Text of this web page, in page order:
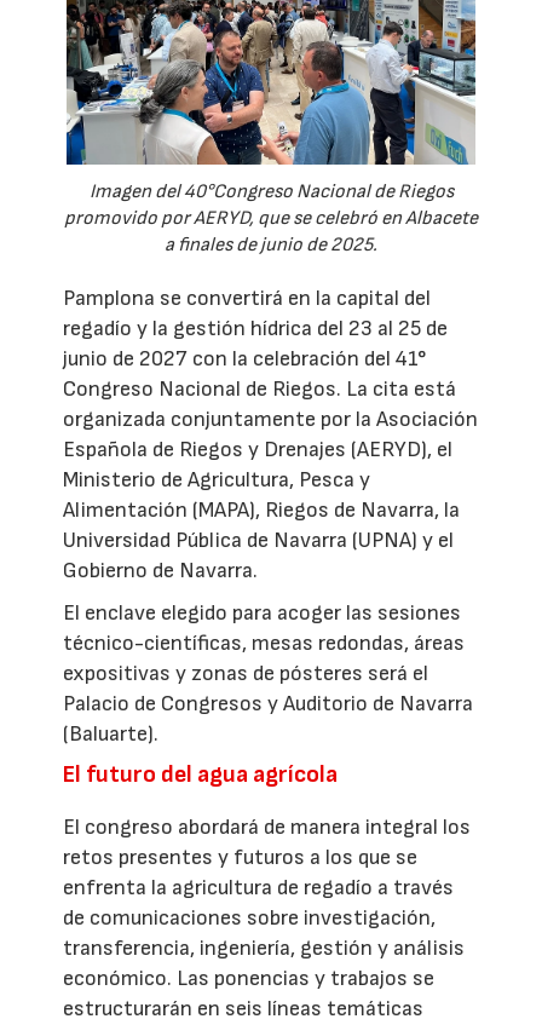
Imagen del 40°Congreso Nacional de Riegos
promovido por AERYD, que se celebró en Albacete
a finales de junio de 2025.
Pamplona se convertirá en la capital del
regadío y la gestión hídrica del 23 al 25 de
junio de 2027 con la celebración del 41°
Congreso Nacional de Riegos. La cita está
organizada conjuntamente por la Asociación
Española de Riegos y Drenajes (AERYD), el
Ministerio de Agricultura, Pesca y
Alimentación (MAPA), Riegos de Navarra, la
Universidad Pública de Navarra (UPNA) y el
Gobierno de Navarra.
El enclave elegido para acoger las sesiones
técnico-científicas, mesas redondas, áreas
expositivas y zonas de pósteres será el
Palacio de Congresos y Auditorio de Navarra
(Baluarte).
El futuro del agua agrícola
El congreso abordará de manera integral los
retos presentes y futuros a los que se
enfrenta la agricultura de regadío a través
de comunicaciones sobre investigación,
transferencia, ingeniería, gestión y análisis
económico. Las ponencias y trabajos se
estructurarán en seis líneas temáticas